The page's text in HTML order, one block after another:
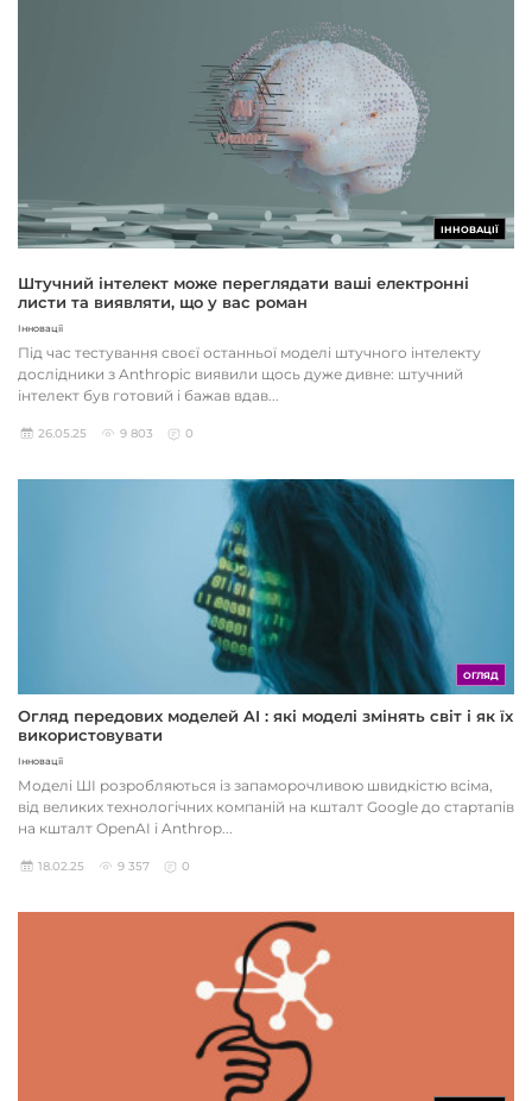
ІННОВАЦІЇ
Штучний інтелект може переглядати ваші електронні
листи та виявляти, що у вас роман
Інновації
Під час тестування своєї останньої моделі штучного інтелекту
дослідники з Anthropic виявили щось дуже дивне: штучний
інтелект був готовий і бажав вдав...
26.05.25 9 803 0
ОГЛЯД
Огляд передових моделей AI : які моделі змінять світ і як їх
використовувати
Інновації
Моделі ШІ розробляються із запаморочливою швидкістю всіма,
від великих технологічних компаній на кшталт Google до стартапів
на кшталт OpenAI і Anthrop...
18.02.25 9 357 0